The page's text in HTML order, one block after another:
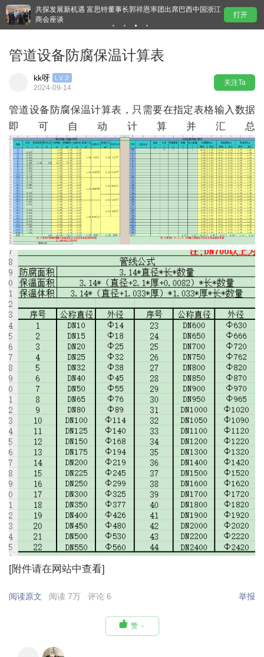
共探发展新机遇 富思特董事长郭祥恩率团出席巴西中国浙江
商会座谈
超
打开
管道设备防腐保温计算表
kk呀
2024-09-14
关注Ta
管道设备防腐保温计算表，只需要在指定表格输入数据
即可自动计算并汇总
[附件请在网站中查看]
阅读原文 阅读 7万 评论 6 举报
 赞